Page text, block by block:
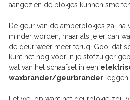
aangezien de blokjes kunnen
De geur van de amberblokjes zal na
minder worden, maar als je er dan
de geur weer meer terug. Gooi dat
kunt het nog voor in je stofzuiger
wat van het schaafsel in een
waxbrander/geurbrander leggen.
Let wel op want het geurblokje zou